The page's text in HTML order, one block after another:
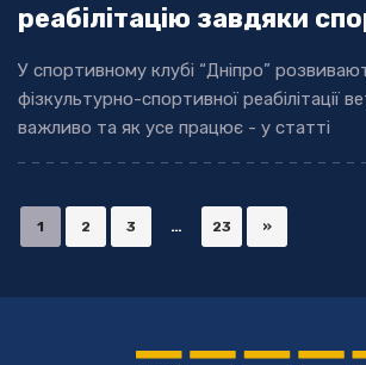
реабілітацію завдяки
У спортивному клубі “Дніпро”
фізкультурно-спортивної реабілітації
важливо та як усе працює - у статті
1 2 3 … 23 »